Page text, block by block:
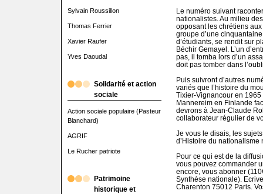
Sylvain Roussillon
Thomas Ferrier
Xavier Raufer
Yves Daoudal
Solidarité et action
sociale
Action sociale populaire (Pasteur
Blanchard)
AGRIF
Le Rucher patriote
Patrimoine
historique et
Le numéro suivant
nationalistes. Au milieu
opposant les chrétiens
groupe d’une
d’étudiants, se rendit sur
Béchir Gemayel. L’un
pas, il tomba lors d’un
doit pas tomber dans
Puis suivront d’autres
variés que l’histoire du
Tixier-Vignancour en
Mannereim en Finlande
devrons à Jean-Claude
collaborateur régulier de
Je vous le disais, les
d’Histoire du nationalisme
Pour ce qui est de la
vous pouvez commander
encore, vous abonner
Synthèse nationale).
Charenton 75012 Paris.